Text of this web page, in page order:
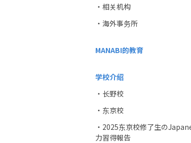
・相关机构
・海外事务所
MANABI的教育
学校介绍
・长野校
・东京校
・2025东京校修了生の
力習得報告